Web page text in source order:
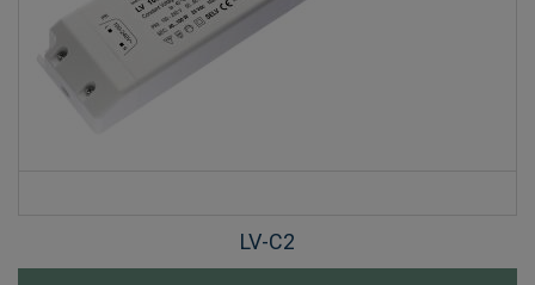
LV-C2